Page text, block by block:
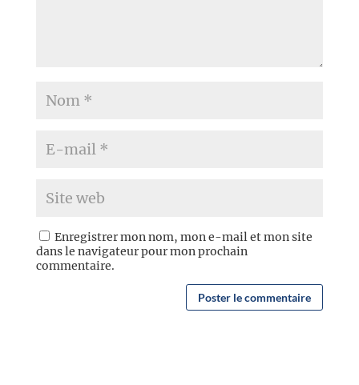
Enregistrer mon nom, mon e-mail et mon site
dans le navigateur pour mon prochain
commentaire.